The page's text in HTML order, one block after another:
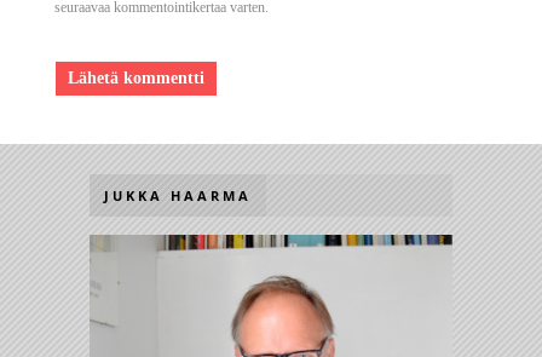
seuraavaa kommentointikertaa varten.
JUKKA HAARMA